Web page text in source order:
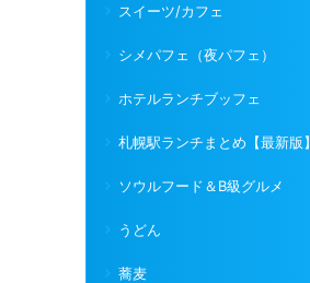
スイーツ/カフェ
シメパフェ（夜パフェ）
ホテルランチブッフェ
札幌駅ランチまとめ【最新版】
ソウルフード＆B級グルメ
うどん
蕎麦